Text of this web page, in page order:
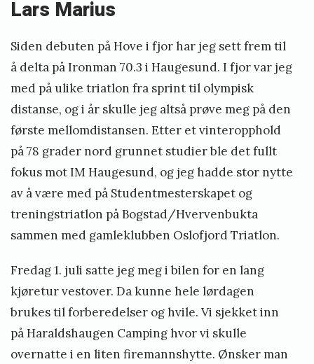
Lars Marius
Siden debuten på Hove i fjor har jeg sett frem til
å delta på Ironman 70.3 i Haugesund. I fjor var jeg
med på ulike triatlon fra sprint til olympisk
distanse, og i år skulle jeg altså prøve meg på den
første mellomdistansen. Etter et vinteropphold
på 78 grader nord grunnet studier ble det fullt
fokus mot IM Haugesund, og jeg hadde stor nytte
av å være med på Studentmesterskapet og
treningstriatlon på Bogstad/Hvervenbukta
sammen med gamleklubben Oslofjord Triatlon.
Fredag 1. juli satte jeg meg i bilen for en lang
kjøretur vestover. Da kunne hele lørdagen
brukes til forberedelser og hvile. Vi sjekket inn
på Haraldshaugen Camping hvor vi skulle
overnatte i en liten firemannshytte. Ønsker man